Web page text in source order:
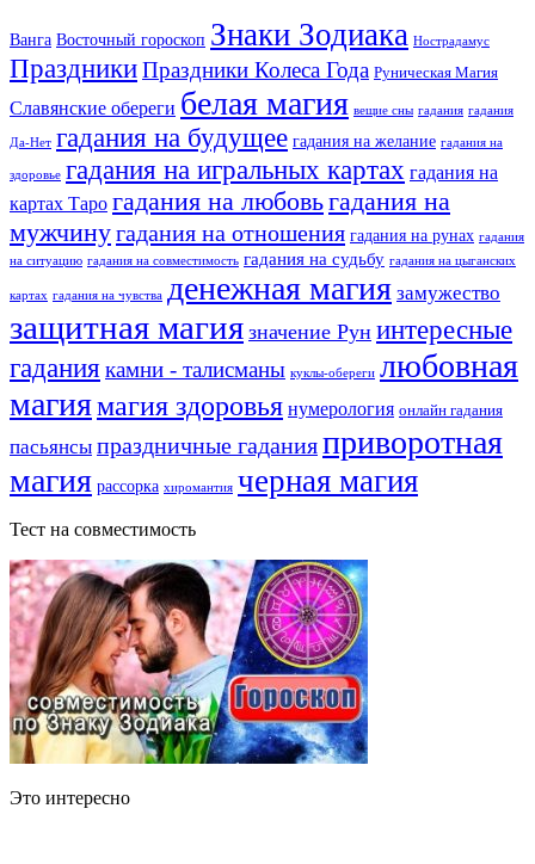
Ванга Восточный гороскоп Знаки Зодиака Нострадамус
ПраздникиПраздники Колеса Года Руническая Магия
Славянские обереги белая магия вещие сны гадания гадания
Да-Нет гадания на будущее гадания на желание гадания на
здоровье гадания на игральных картах гадания на
картах Таро гадания на любовьгадания на
мужчинугадания на отношения гадания на рунах гадания
на ситуацию гадания на совместимость гадания на судьбу гадания на цыганских
картах гадания на чувства денежная магия замужество
защитная магия значение Рун интересные
гадания камни - талисманы куклы-обереги любовная
магиямагия здоровья нумерология онлайн гадания
пасьянсы праздничные гаданияприворотная
магия рассорка хиромантия черная магия
Тест на совместимость
Это интересно